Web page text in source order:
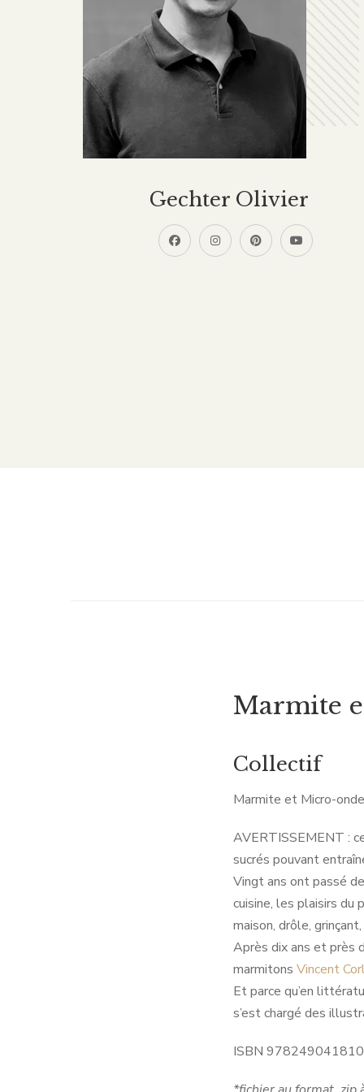
Gechter Olivier
Marmite
Collectif
Marmite et Micro-
AVERTISSEMENT :
sucrés pouvant
Vingt ans ont passé
cuisine, les plaisirs du
maison, drôle,
Après dix ans et près
marmitons Vincent
Et parce qu’en
s’est chargé des
ISBN